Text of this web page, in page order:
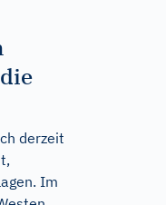
derzeit
Im